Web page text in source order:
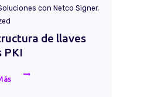
con Netco Signer,
de llaves
PKI